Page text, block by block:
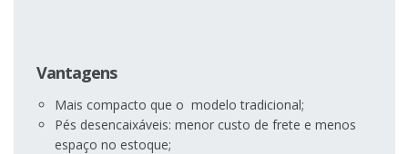
Vantagens
Mais compacto que o modelo tradicional;
Pés desencaixáveis: menor custo de frete e menos
espaço no estoque;